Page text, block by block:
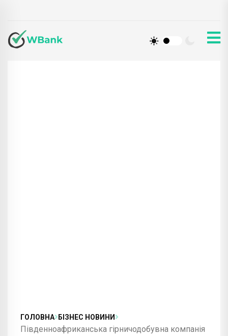
ГОЛОВНА БІЗНЕС НОВИНИ
Південноафриканська гірничодобувна компанія